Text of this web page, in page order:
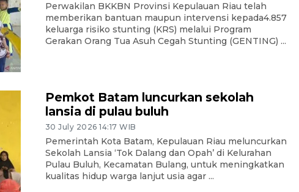
Perwakilan BKKBN Provinsi Kepulauan Riau telah
memberikan bantuan maupun intervensi kepada4.857
keluarga risiko stunting (KRS) melalui Program
Gerakan Orang Tua Asuh Cegah Stunting (GENTING) ...
Pemkot Batam luncurkan sekolah
lansia di pulau buluh
30 July 2026 14:17 WIB
Pemerintah Kota Batam, Kepulauan Riau meluncurkan
Sekolah Lansia ‘Tok Dalang dan Opah’ di Kelurahan
Pulau Buluh, Kecamatan Bulang, untuk meningkatkan
kualitas hidup warga lanjut usia agar ...